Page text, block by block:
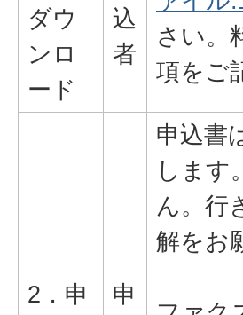
ダウ
ンロ
ード
込
者
さい。
項をご
2．申
申
申込書
します
ん。行
解をお